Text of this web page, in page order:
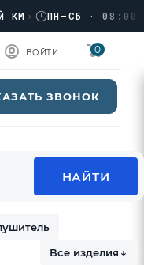
ПН–СБ · 08:00 →
ВОЙТИ 0
ЗВОНОК
Все изделия ↓